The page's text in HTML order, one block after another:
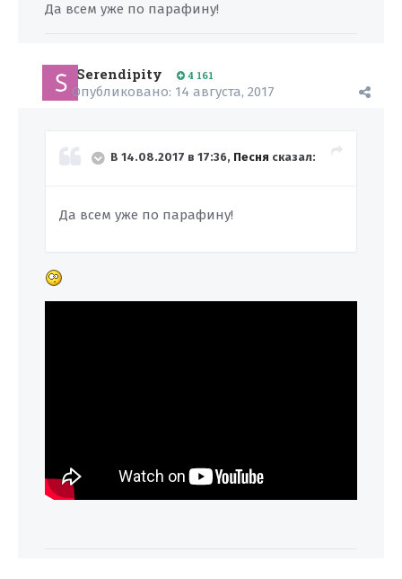
Да всем уже по парафину!
Serendipity 4 161
Опубликовано: 14 августа, 2017
В 14.08.2017 в 17:36, Песня сказал:
Да всем уже по парафину!